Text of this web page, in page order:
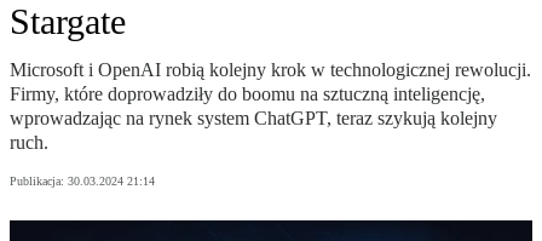
Stargate
Microsoft i OpenAI robią kolejny krok w technologicznej rewolucji.
Firmy, które doprowadziły do boomu na sztuczną inteligencję,
wprowadzając na rynek system ChatGPT, teraz szykują kolejny
ruch.
Publikacja: 30.03.2024 21:14